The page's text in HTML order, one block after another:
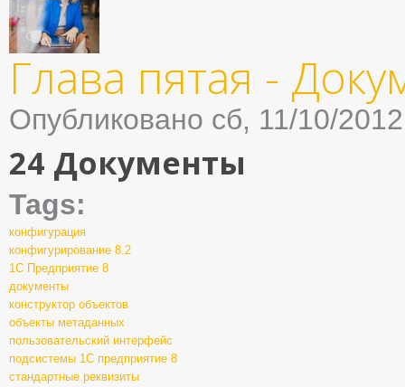
Глава пятая -
Опубликовано сб, 11/10/
24 Документы
Tags:
конфигурация
конфигурирование 8.2
1С Предприятие 8
документы
конструктор объектов
объекты метаданных
пользовательский интерфейс
подсистемы 1С предприятие 8
стандартные реквизиты